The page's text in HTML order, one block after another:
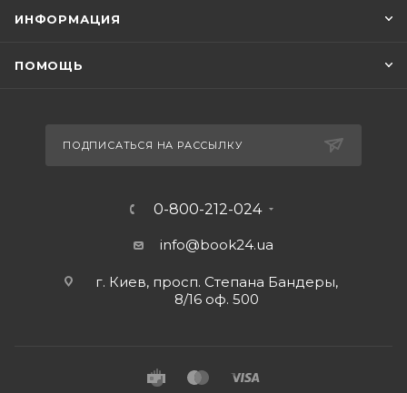
ИНФОРМАЦИЯ
ПОМОЩЬ
ПОДПИСАТЬСЯ НА РАССЫЛКУ
0-800-212-024
info@book24.ua
г. Киев, просп. Степана Бандеры,
8/16 оф. 500